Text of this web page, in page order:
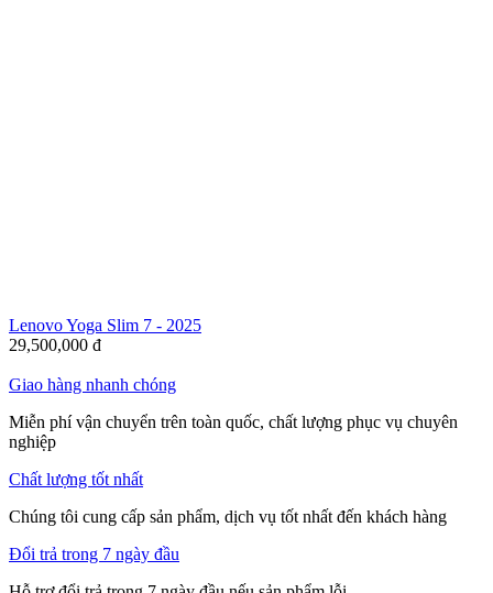
Lenovo Yoga Slim 7 - 2025
29,500,000 đ
Giao hàng nhanh chóng
Miễn phí vận chuyển trên toàn quốc, chất lượng phục vụ chuyên
nghiệp
Chất lượng tốt nhất
Chúng tôi cung cấp sản phẩm, dịch vụ tốt nhất đến khách hàng
Đổi trả trong 7 ngày đầu